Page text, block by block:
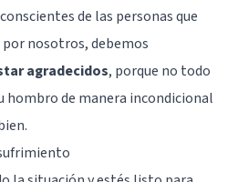
de las personas que
nosotros, debemos
agradecidos, porque no todo
hombro de manera incondicional